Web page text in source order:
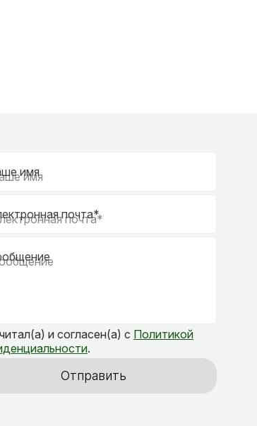
имя
почта*
и согласен(а) с Политикой
.
Отправить